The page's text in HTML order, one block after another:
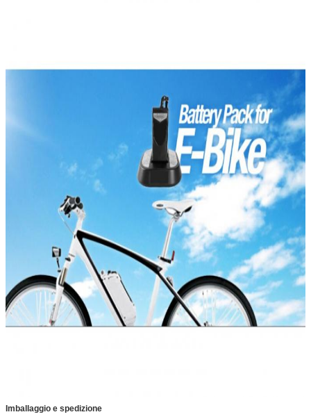
Imballaggio e spedizione